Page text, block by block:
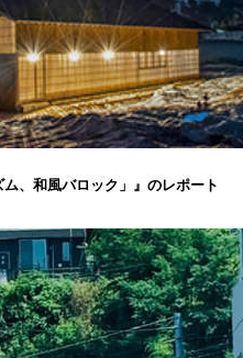
、和風バロック」』のレポート